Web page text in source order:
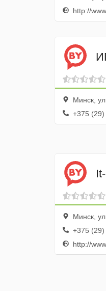
http://
Минск,
+375 (29)
Минск,
+375 (29)
http://